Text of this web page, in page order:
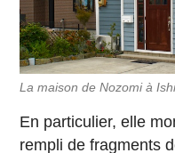
La maison de Nozomi à
En particulier, elle
rempli de fragments